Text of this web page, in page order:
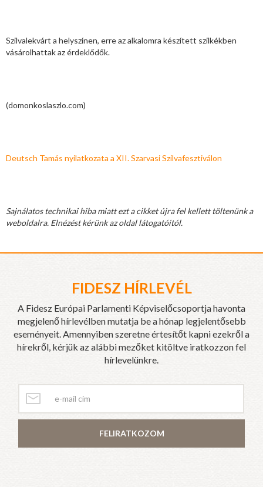
Szilvalekvárt a helyszínen, erre az alkalomra készített szilkékben
vásárolhattak az érdeklődők.
(domonkoslaszlo.com)
Deutsch Tamás nyilatkozata a XII. Szarvasi Szilvafesztiválon
Sajnálatos technikai hiba miatt ezt a cikket újra fel kellett töltenünk a
weboldalra. Elnézést kérünk az oldal látogatóitól.
FIDESZ HÍRLEVÉL
A Fidesz Európai Parlamenti Képviselőcsoportja havonta
megjelenő hírlevélben mutatja be a hónap legjelentősebb
eseményeit. Amennyiben szeretne értesítőt kapni ezekről a
hírekről, kérjük az alábbi mezőket kitöltve iratkozzon fel
hírlevelünkre.
FELIRATKOZOM